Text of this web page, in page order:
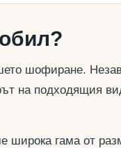
шофиране.
на подходящия
широка гама от